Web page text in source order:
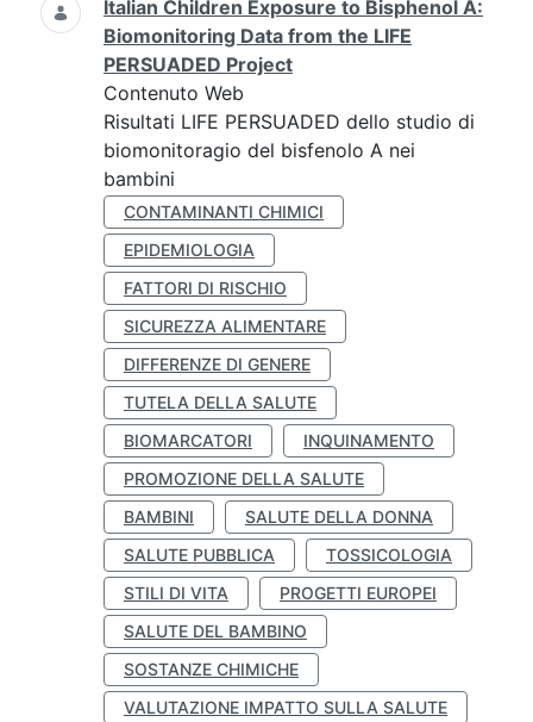
Italian Children Exposure to Bisphenol A:
Biomonitoring Data from the LIFE
PERSUADED Project
Contenuto Web
Risultati LIFE PERSUADED dello studio di
biomonitoragio del bisfenolo A nei
bambini
CONTAMINANTI CHIMICI
EPIDEMIOLOGIA
FATTORI DI RISCHIO
SICUREZZA ALIMENTARE
DIFFERENZE DI GENERE
TUTELA DELLA SALUTE
BIOMARCATORI
INQUINAMENTO
PROMOZIONE DELLA SALUTE
BAMBINI
SALUTE DELLA DONNA
SALUTE PUBBLICA
TOSSICOLOGIA
STILI DI VITA
PROGETTI EUROPEI
SALUTE DEL BAMBINO
SOSTANZE CHIMICHE
VALUTAZIONE IMPATTO SULLA SALUTE